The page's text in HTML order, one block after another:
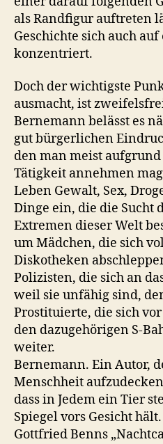
als Randfigur auftreten
Geschichte sich auch
konzentriert.
Doch der wichtigste
ausmacht, ist
Bernemann belässt es
gut bürgerlichen
den man meist
Tätigkeit annehmen
Leben Gewalt, Sex,
Dinge ein, die die Sucht
Extremen dieser Welt
um Mädchen, die sich
Diskotheken
Polizisten, die sich an
weil sie unfähig sind,
Prostituierte, die sich
den dazugehörigen S-
weiter.
Bernemann. Ein Autor,
Menschheit
dass in Jedem ein Tier
Spiegel vors Gesicht
Gottfried Benns